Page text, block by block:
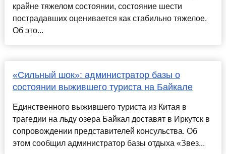
крайне тяжелом состоянии, состояние шести
пострадавших оценивается как стабильно тяжелое.
Об это...
«Сильный шок»: администратор базы о
состоянии выжившего туриста на Байкале
Единственного выжившего туриста из Китая в
трагедии на льду озера Байкал доставят в Иркутск в
сопровождении представителей консульства. Об
этом сообщил администратор базы отдыха «Звез...